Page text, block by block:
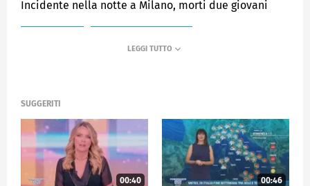
Incidente nella notte a Milano, morti due giovani
SUGGERITI
00:40 00:46